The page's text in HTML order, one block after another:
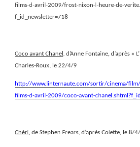
films-d-avril-2009/frost-nixon-l-heure-de-
f_id_newsletter=718
Coco avant Chanel , d’Anne Fontaine, d’après «
Charles-Roux, le 22/4/9
http://www.linternaute.com/sortir/cinema/
films-d-avril-2009/coco-avant-
Chéri, de Stephen Frears, d’après Colette, le 8/